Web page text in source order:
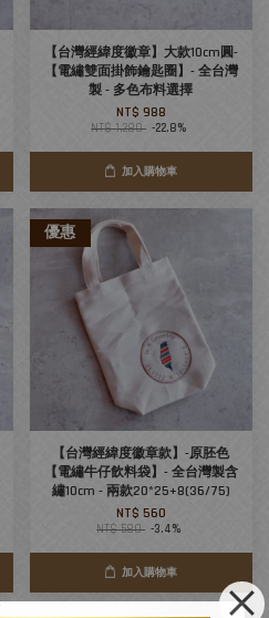
【台灣經緯度徽章】大款10cm圓-
【電繡雙面掛飾鑰匙圈】- 全台灣
製 - 多色布料選擇
NT$ 988
NT$ 1,280 -22.8%
加入購物車
優惠
【台灣經緯度徽章款】-原胚色
【電繡牛仔飲料袋】- 全台灣製含
繡10cm - 兩款20*25+8(36/75)
NT$ 560
NT$ 580 -3.4%
加入購物車